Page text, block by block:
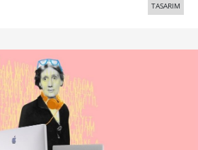
TASARIM